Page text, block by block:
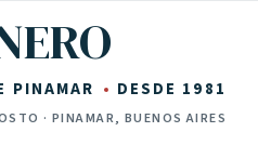
PINAMAR DESDE 1981
· PINAMAR, BUENOS AIRES